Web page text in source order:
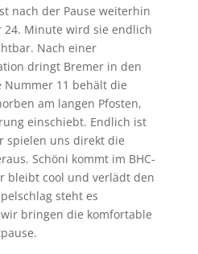
nach der Pause weiterhin
Minute wird sie endlich
Nach einer
dringt Bremer in den
Nummer 11 behält die
am langen Pfosten,
einschiebt. Endlich ist
spielen uns direkt die
Schöni kommt im BHC-
bleibt cool und verlädt den
steht es
bringen die komfortable